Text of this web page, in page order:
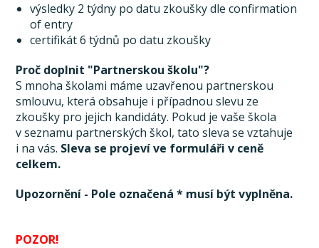
výsledky 2 týdny po datu zkoušky dle confirmation
of entry
certifikát 6 týdnů po datu zkoušky
Proč doplnit "Partnerskou školu"?
S mnoha školami máme uzavřenou partnerskou
smlouvu, která obsahuje i případnou slevu ze
zkoušky pro jejich kandidáty. Pokud je vaše škola
v seznamu partnerských škol, tato sleva se vztahuje
i na vás. Sleva se projeví ve formuláři v ceně
celkem.
Upozornění - Pole označená * musí být vyplněna.
POZOR!